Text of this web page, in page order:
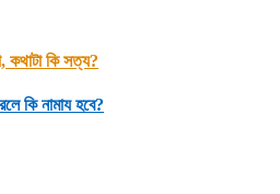
কথাটা কি সত্য?
কি নামায হবে?